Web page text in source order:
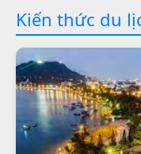
Kiến thức du